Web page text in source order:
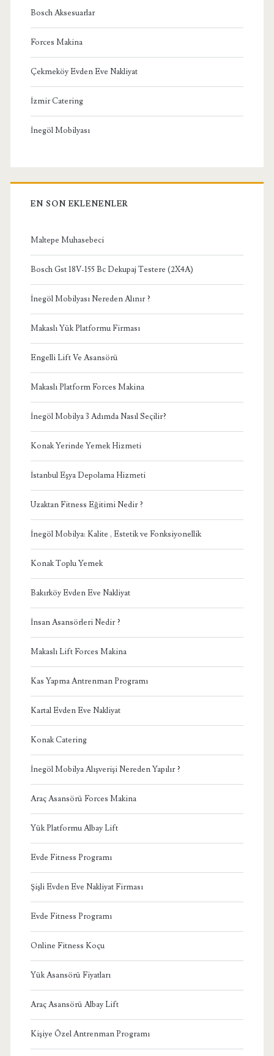
Bosch Aksesuarlar
Forces Makina
Çekmeköy Evden Eve Nakliyat
İzmir Catering
İnegöl Mobilyası
EN SON EKLENENLER
Maltepe Muhasebeci
Bosch Gst 18V-155 Bc Dekupaj Testere (2X4A)
İnegöl Mobilyası Nereden Alınır ?
Makaslı Yük Platformu Firması
Engelli Lift Ve Asansörü
Makaslı Platform Forces Makina
İnegöl Mobilya 3 Adımda Nasıl Seçilir?
Konak Yerinde Yemek Hizmeti
İstanbul Eşya Depolama Hizmeti
Uzaktan Fitness Eğitimi Nedir ?
İnegöl Mobilya: Kalite , Estetik ve Fonksiyonellik
Konak Toplu Yemek
Bakırköy Evden Eve Nakliyat
İnsan Asansörleri Nedir ?
Makaslı Lift Forces Makina
Kas Yapma Antrenman Programı
Kartal Evden Eve Nakliyat
Konak Catering
İnegöl Mobilya Alışverişi Nereden Yapılır ?
Araç Asansörü Forces Makina
Yük Platformu Albay Lift
Evde Fitness Programı
Şişli Evden Eve Nakliyat Firması
Evde Fitness Programı
Online Fitness Koçu
Yük Asansörü Fiyatları
Araç Asansörü Albay Lift
Kişiye Özel Antrenman Programı